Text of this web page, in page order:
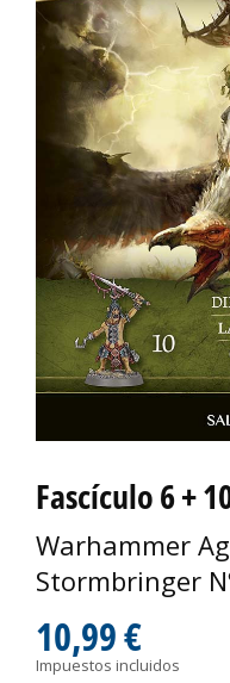
Fascículo 6 +
Warhammer
Stormbringer
10,99 €
Impuestos incluidos